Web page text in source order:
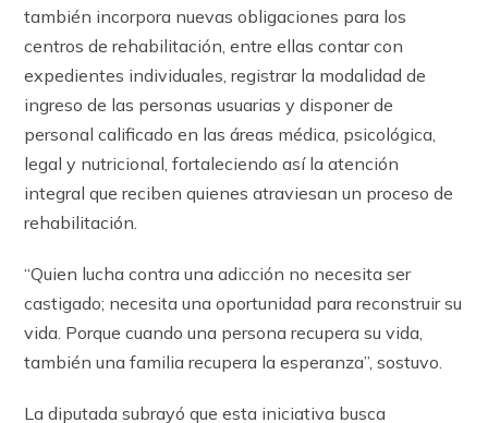
también incorpora nuevas obligaciones para los
centros de rehabilitación, entre ellas contar con
expedientes individuales, registrar la modalidad de
ingreso de las personas usuarias y disponer de
personal calificado en las áreas médica, psicológica,
legal y nutricional, fortaleciendo así la atención
integral que reciben quienes atraviesan un proceso de
rehabilitación.
“Quien lucha contra una adicción no necesita ser
castigado; necesita una oportunidad para reconstruir su
vida. Porque cuando una persona recupera su vida,
también una familia recupera la esperanza”, sostuvo.
La diputada subrayó que esta iniciativa busca